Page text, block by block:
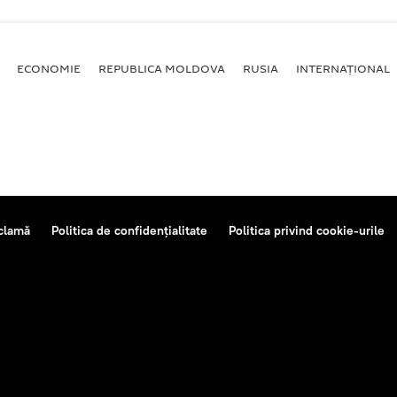
ECONOMIE REPUBLICA MOLDOVA RUSIA INTERNAȚIONAL
Politica de confidențialitate Politica privind cookie-urile